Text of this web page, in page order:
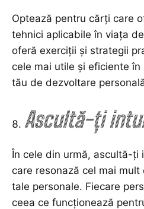
Optează pentru cărți care
tehnici aplicabile în viața
oferă exerciții și strategii
cele mai utile și eficiente
tău de dezvoltare
Ascultă-ți
În cele din urmă, ascultă-ți
care resonază cel mai mult
tale personale. Fiecare
ceea ce funcționează